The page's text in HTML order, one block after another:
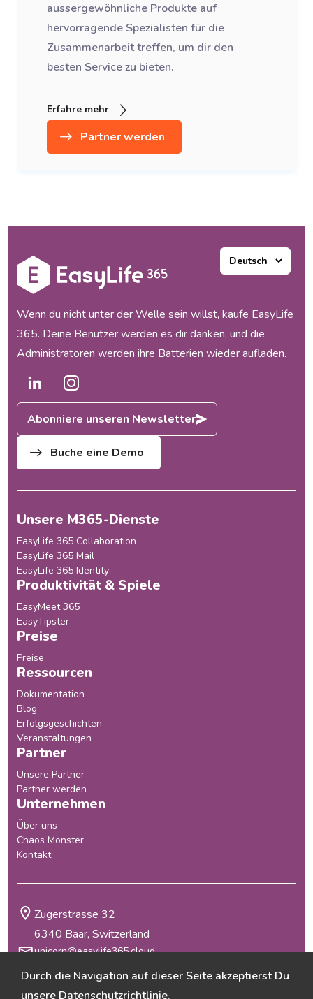
aussergewöhnliche Produkte auf
hervorragende Spezialisten für die
Zusammenarbeit treffen, um dir den
besten Service zu bieten.
Erfahre mehr
Partner werden
Wenn du nicht unter der Welle sein willst, kaufe EasyLife
365. Deine Benutzer werden es dir danken, und die
Administratoren werden ihre Batterien wieder aufladen.
Abonniere unseren Newsletter
Buche eine Demo
Unsere M365-Dienste
EasyLife 365 Collaboration
EasyLife 365 Mail
EasyLife 365 Identity
Produktivität & Spiele
EasyMeet 365
EasyTipster
Preise
Preise
Ressourcen
Dokumentation
Blog
Erfolgsgeschichten
Veranstaltungen
Partner
Unsere Partner
Partner werden
Unternehmen
Über uns
Chaos Monster
Kontakt
Allgemeine Geschäftsbedingungen
Zugerstrasse 32
6340 Baar, Switzerland
unicorn@easylife365.cloud
Durch die Navigation auf dieser Seite akzeptierst Du
unsere Datenschutzrichtlinie.